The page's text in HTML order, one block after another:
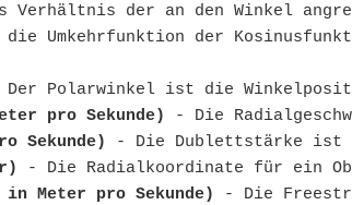
der an den Winkel
Umkehrfunktion der
Polarwinkel ist die
pro Sekunde)
- Die
Sekunde)
- Die Dublettstärke ist
- Die Radialkoordinate für ein
in Meter pro Sekunde)
- Die